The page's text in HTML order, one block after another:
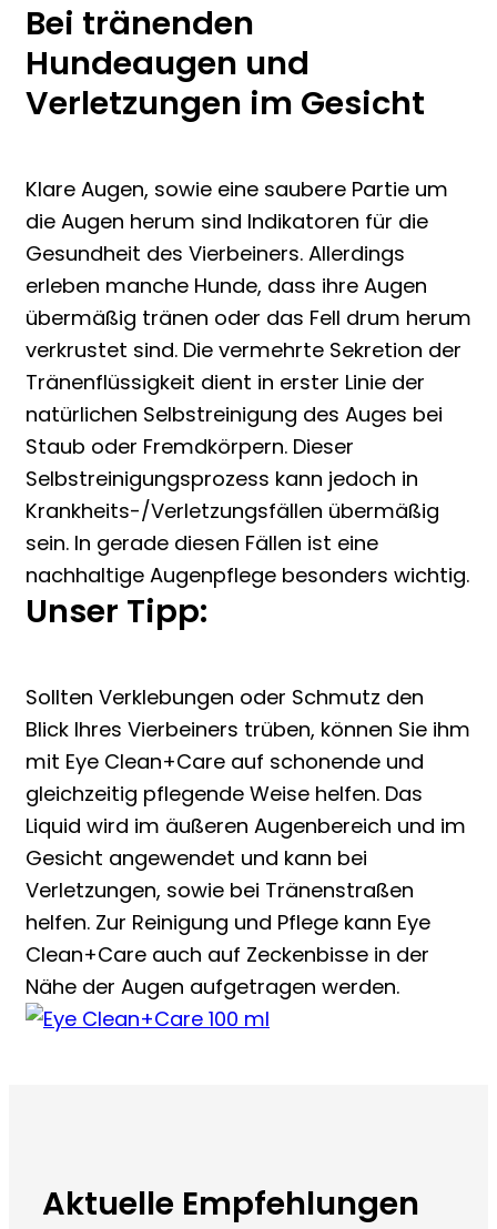
Bei tränenden
Hundeaugen und
Verletzungen im Gesicht
Klare Augen, sowie eine saubere Partie um
die Augen herum sind Indikatoren für die
Gesundheit des Vierbeiners. Allerdings
erleben manche Hunde, dass ihre Augen
übermäßig tränen oder das Fell drum herum
verkrustet sind. Die vermehrte Sekretion der
Tränenflüssigkeit dient in erster Linie der
natürlichen Selbstreinigung des Auges bei
Staub oder Fremdkörpern. Dieser
Selbstreinigungsprozess kann jedoch in
Krankheits-/Verletzungsfällen übermäßig
sein. In gerade diesen Fällen ist eine
nachhaltige Augenpflege besonders wichtig.
Unser Tipp:
Sollten Verklebungen oder Schmutz den
Blick Ihres Vierbeiners trüben, können Sie ihm
mit Eye Clean+Care auf schonende und
gleichzeitig pflegende Weise helfen. Das
Liquid wird im äußeren Augenbereich und im
Gesicht angewendet und kann bei
Verletzungen, sowie bei Tränenstraßen
helfen. Zur Reinigung und Pflege kann Eye
Clean+Care auch auf Zeckenbisse in der
Nähe der Augen aufgetragen werden.
Aktuelle Empfehlungen